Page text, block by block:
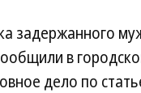
задержанного
в
дело по